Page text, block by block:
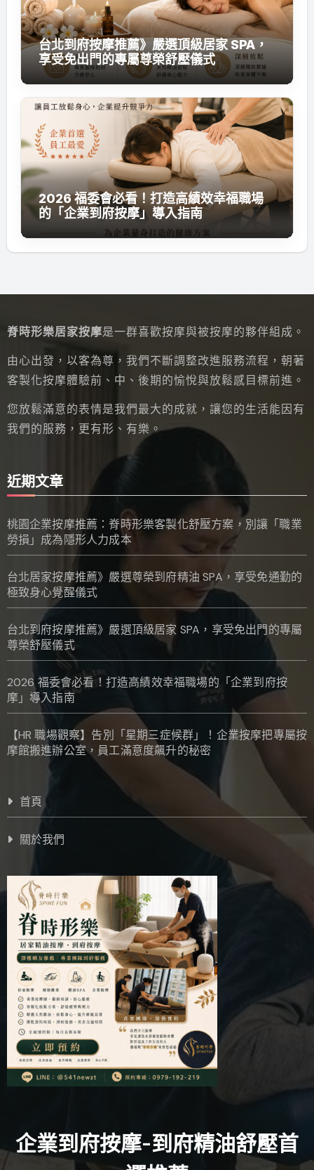
台北到府按摩推薦》嚴選頂級居家 SPA，
享受免出門的專屬尊榮舒壓儀式
2026 福委會必看！打造高績效幸福職場
的「企業到府按摩」導入指南
脊時形樂居家按摩是一群喜歡按摩與被按摩的夥伴組成。
由心出發，以客為尊，我們不斷調整改進服務流程，朝著
客製化按摩體驗前、中、後期的愉悅與放鬆感目標前進。
您放鬆滿意的表情是我們最大的成就，讓您的生活能因有
我們的服務，更有形、有樂。
近期文章
桃園企業按摩推薦：脊時形樂客製化舒壓方案，別讓「職業
勞損」成為隱形人力成本
台北居家按摩推薦》嚴選尊榮到府精油 SPA，享受免通勤的
極致身心覺醒儀式
台北到府按摩推薦》嚴選頂級居家 SPA，享受免出門的專屬
尊榮舒壓儀式
2026 福委會必看！打造高績效幸福職場的「企業到府按
摩」導入指南
【HR 職場觀察】告別「星期三症候群」！企業按摩把專屬按
摩館搬進辦公室，員工滿意度飆升的秘密
首頁
關於我們
企業到府按摩-到府精油舒壓首